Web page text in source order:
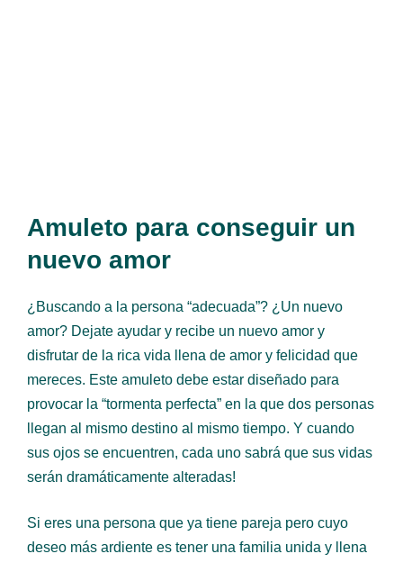
Amuleto para conseguir un
nuevo amor
¿Buscando a la persona “adecuada”? ¿Un nuevo
amor? Dejate ayudar y recibe un nuevo amor y
disfrutar de la rica vida llena de amor y felicidad que
mereces. Este amuleto debe estar diseñado para
provocar la “tormenta perfecta” en la que dos personas
llegan al mismo destino al mismo tiempo. Y cuando
sus ojos se encuentren, cada uno sabrá que sus vidas
serán dramáticamente alteradas!
Si eres una persona que ya tiene pareja pero cuyo
deseo más ardiente es tener una familia unida y llena